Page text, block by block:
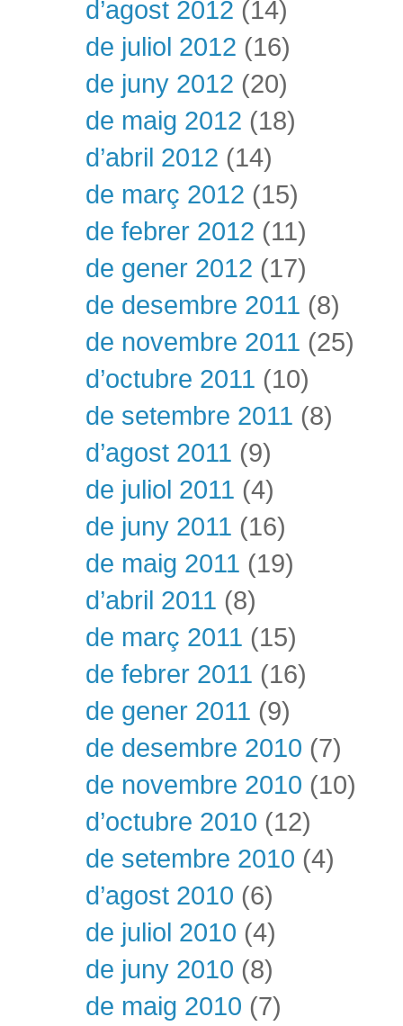
d’agost 2012 (14)
de juliol 2012 (16)
de juny 2012 (20)
de maig 2012 (18)
d’abril 2012 (14)
de març 2012 (15)
de febrer 2012 (11)
de gener 2012 (17)
de desembre 2011 (8)
de novembre 2011 (25)
d’octubre 2011 (10)
de setembre 2011 (8)
d’agost 2011 (9)
de juliol 2011 (4)
de juny 2011 (16)
de maig 2011 (19)
d’abril 2011 (8)
de març 2011 (15)
de febrer 2011 (16)
de gener 2011 (9)
de desembre 2010 (7)
de novembre 2010 (10)
d’octubre 2010 (12)
de setembre 2010 (4)
d’agost 2010 (6)
de juliol 2010 (4)
de juny 2010 (8)
de maig 2010 (7)